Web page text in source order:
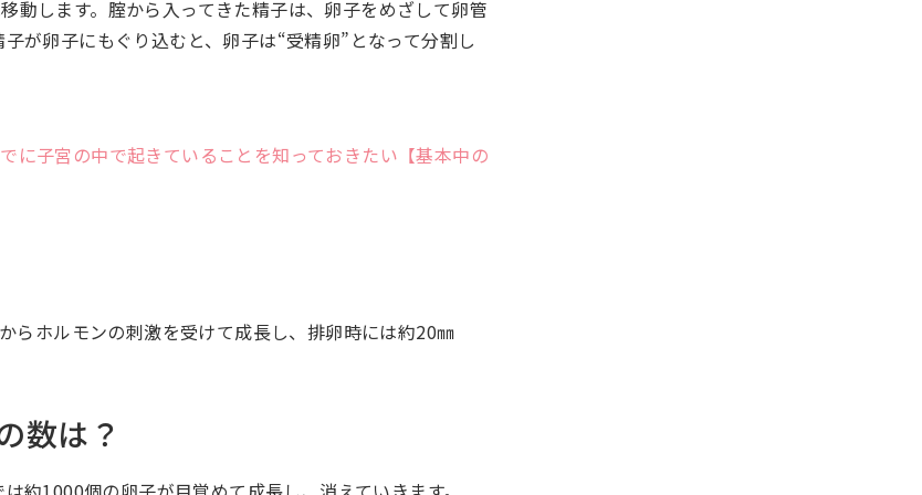
動します。腟から入ってきた精子は、卵子をめざして卵管
が卵子にもぐり込むと、卵子は“受精卵”となって分割し
に子宮の中で起きていることを知っておきたい【基本中の
らホルモンの刺激を受けて成長し、排卵時には約20㎜
数は？